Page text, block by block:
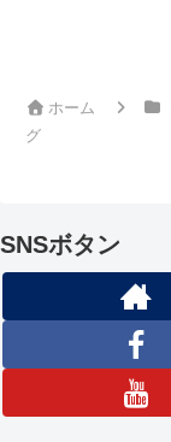
ホーム
グ
SNSボタン